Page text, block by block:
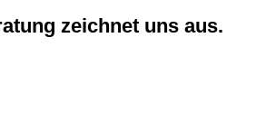
zeichnet uns aus.